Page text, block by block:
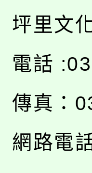
坪里文
電話
傳真：
網路電